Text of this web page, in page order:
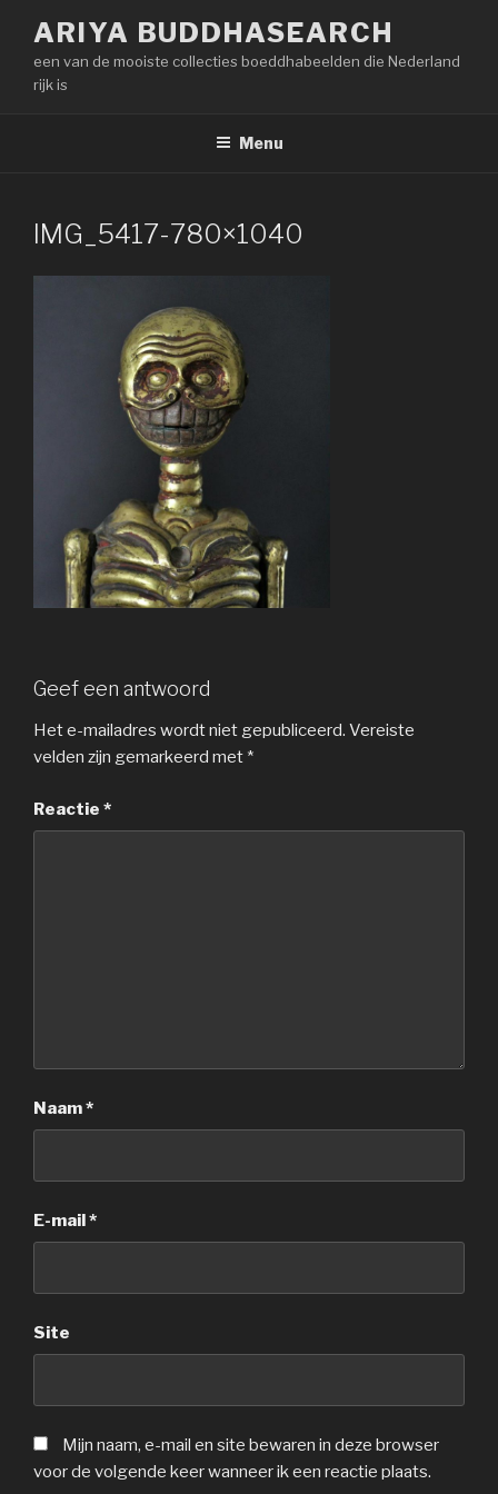
inhoud
springen
ARIYA BUDDHASEARCH
een van de mooiste collecties boeddhabeelden die Nederland
rijk is
Menu
IMG_5417-780×1040
Geef een antwoord
Het e-mailadres wordt niet gepubliceerd. Vereiste
velden zijn gemarkeerd met *
Reactie *
Naam*
E-mail*
Site
Mijn naam, e-mail en site bewaren in deze browser
voor de volgende keer wanneer ik een reactie plaats.